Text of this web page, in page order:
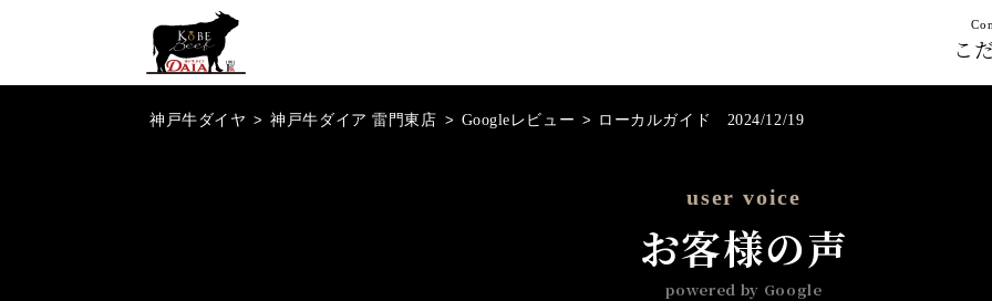
こ
神戸牛ダイヤ > 神戸牛ダイア 雷門東店 > Googleレビュー > ローカルガイド 2024/12/19
user voice
お客様の声
powered by Google